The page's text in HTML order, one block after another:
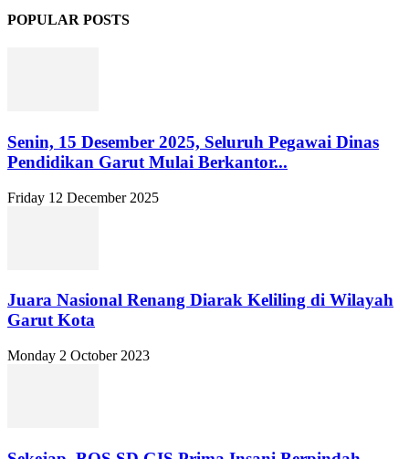
POPULAR POSTS
Senin, 15 Desember 2025, Seluruh Pegawai Dinas
Pendidikan Garut Mulai Berkantor...
Friday 12 December 2025
Juara Nasional Renang Diarak Keliling di Wilayah
Garut Kota
Monday 2 October 2023